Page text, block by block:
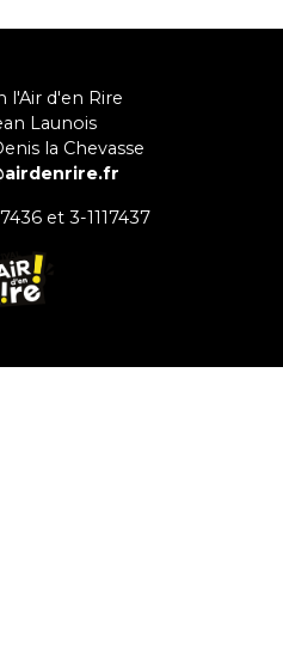
l'Air d'en Rire
Launois
la Chevasse
et 3-1117437